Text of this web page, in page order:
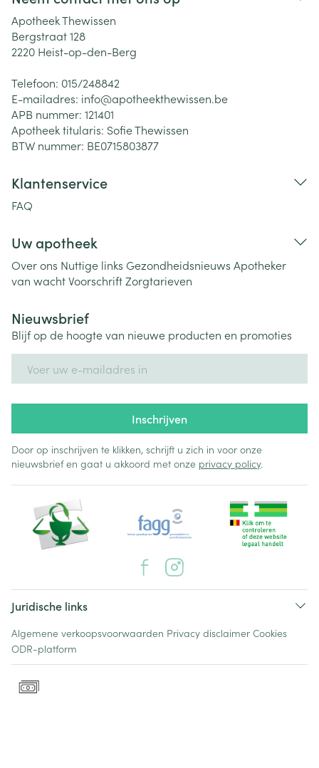
Apotheek Thewissen
Bergstraat 128
2220 Heist-op-den-Berg
Telefoon: 015/248842
E-mailadres: info@apotheekthewissen.be
APB nummer: 121401
Apotheek titularis: Sofie Thewissen
BTW nummer: BE0715803877
Klantenservice
FAQ
Uw apotheek
Over ons Nuttige links Gezondheidsnieuws Apotheker
van wachtVoorschriftZorgtarieven
Nieuwsbrief
Blijf op de hoogte van nieuwe producten en promoties
Inschrijven
Door op inschrijven te klikken, schrijft u zich in voor onze
nieuwsbrief en gaat u akkoord met onze privacy policy.
Juridische links
Algemene verkoopsvoorwaarden Privacy disclaimer Cookies
ODR-platform